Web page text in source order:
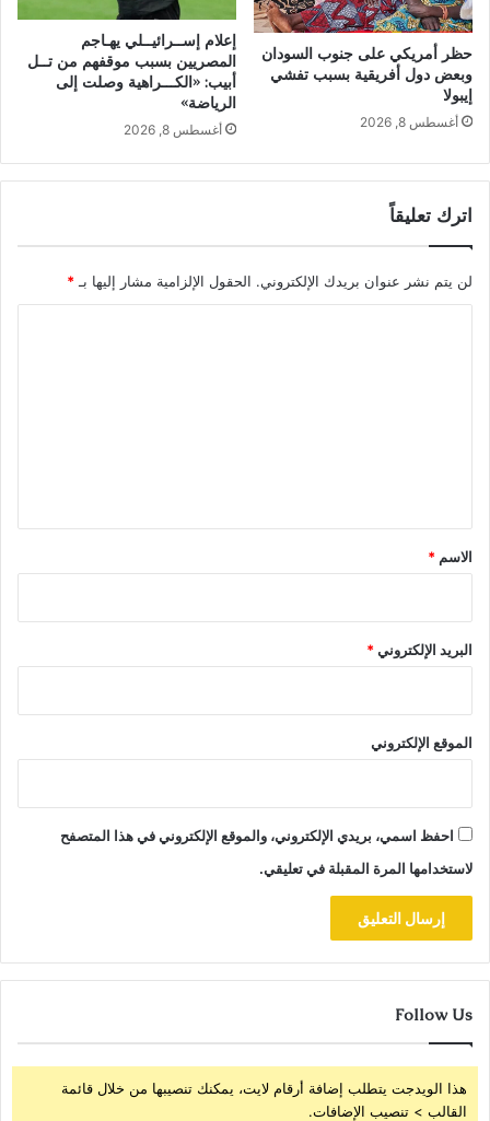
حظر أمريكي على جنوب السودان
وبعض دول أفريقية بسبب تفشي
إيبولا
أغسطس 8, 2026
إعلام إســرائيــلي يهـاجم
المصريين بسبب موقفهم من تــل
أبيب: «الكـــراهية وصلت إلى
الرياضة»
أغسطس 8, 2026
اترك تعليقاً
لن يتم نشر عنوان بريدك الإلكتروني. الحقول الإلزامية مشار إليها بـ *
*
الاسم *
البريد الإلكتروني*
الموقع الإلكتروني
احفظ اسمي، بريدي الإلكتروني، والموقع الإلكتروني في هذا المتصفح
لاستخدامها المرة المقبلة في تعليقي.
Follow Us
هذا الويدجت يتطلب إضافة أرقام لايت، يمكنك تنصيبها من خلال قائمة
القالب > تنصيب الإضافات.